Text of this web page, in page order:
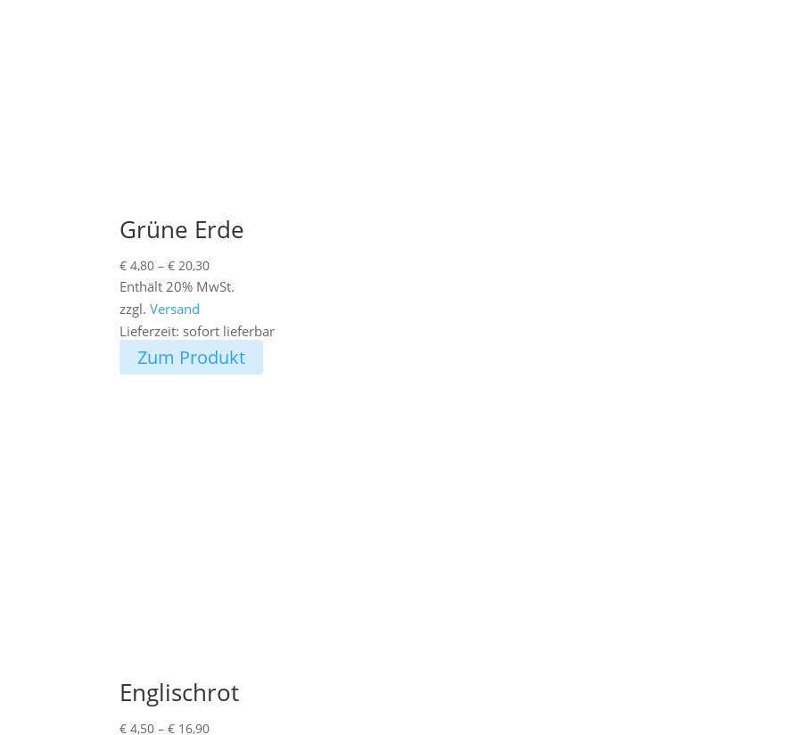
Grüne Erde
€ 4,80 –€ 20,30Preisspanne:
€ 4,80
€ 20,30
Enthält 20% MwSt.
zzgl.Versand
Lieferzeit: sofort lieferbar
Zum Produkt
Englischrot
€ 4,50 –€ 16,90Preisspanne: